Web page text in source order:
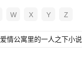
W X Y Z
爱情公寓里的一人之下小说